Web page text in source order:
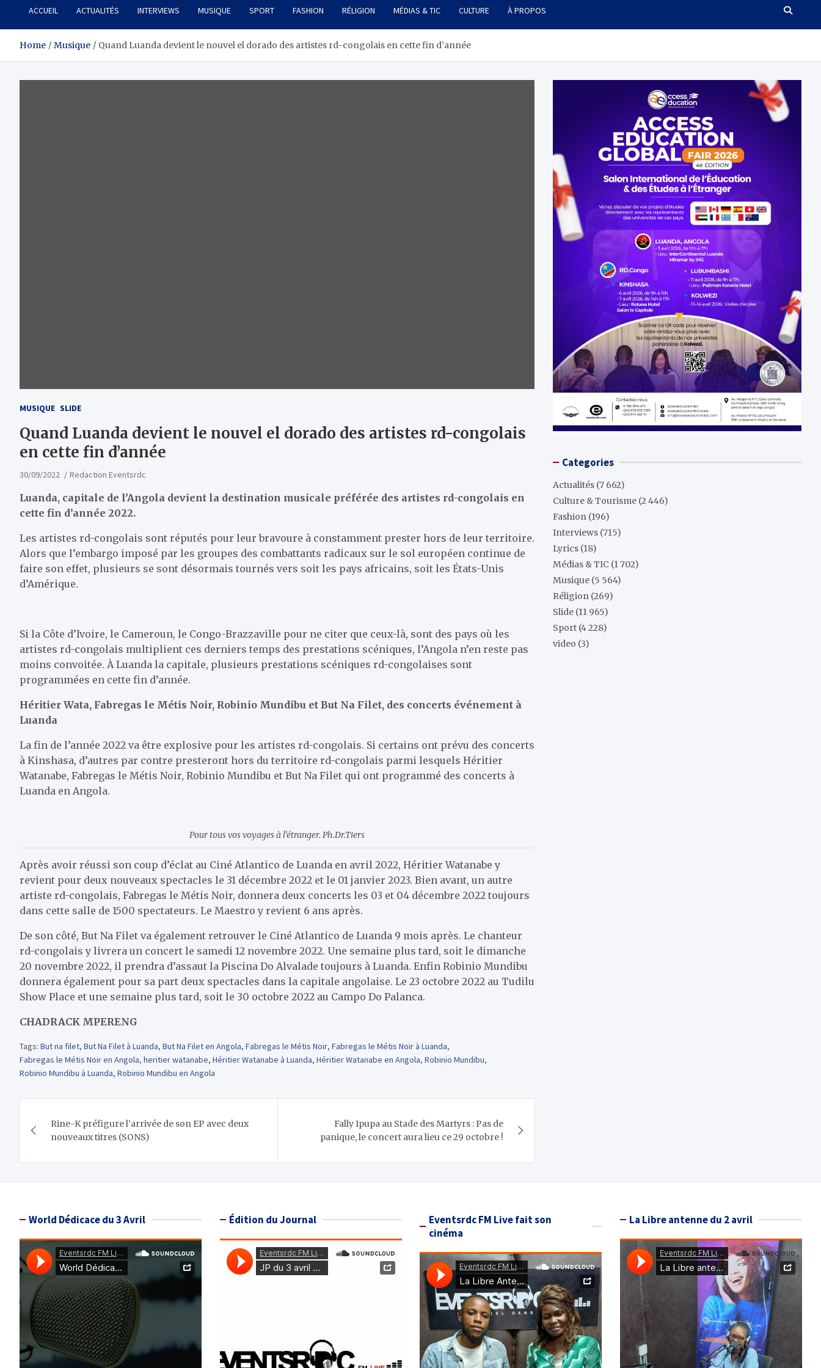
ACCUEIL ACTUALITÉS INTERVIEWS MUSIQUE SPORT FASHION RÉLIGION MÉDIAS & TIC CULTURE À PROPOS
Home Musique Quand Luanda devient le nouvel el dorado des artistes rd-congolais en cette fin d’année
MUSIQUE SLIDE
Quand Luanda devient le nouvel el dorado des artistes rd-congolais
en cette fin d’année
30/09/2022 Redaction Eventsrdc
Luanda, capitale de l’Angola devient la destination musicale préférée des artistes rd-congolais en
cette fin d’année 2022.
Les artistes rd-congolais sont réputés pour leur bravoure à constamment prester hors de leur territoire.
Alors que l’embargo imposé par les groupes des combattants radicaux sur le sol européen continue de
faire son effet, plusieurs se sont désormais tournés vers soit les pays africains, soit les États-Unis
d’Amérique.
Si la Côte d’Ivoire, le Cameroun, le Congo-Brazzaville pour ne citer que ceux-là, sont des pays où les
artistes rd-congolais multiplient ces derniers temps des prestations scéniques, l’Angola n’en reste pas
moins convoitée. À Luanda la capitale, plusieurs prestations scéniques rd-congolaises sont
programmées en cette fin d’année.
Héritier Wata, Fabregas le Métis Noir, Robinio Mundibu et But Na Filet, des concerts événement à
Luanda
La fin de l’année 2022 va être explosive pour les artistes rd-congolais. Si certains ont prévu des concerts
à Kinshasa, d’autres par contre presteront hors du territoire rd-congolais parmi lesquels Héritier
Watanabe, Fabregas le Métis Noir, Robinio Mundibu et But Na Filet qui ont programmé des concerts à
Luanda en Angola.
Pour tous vos voyages à l’étranger. Ph.Dr.Tiers
Après avoir réussi son coup d’éclat au Ciné Atlantico de Luanda en avril 2022, Héritier Watanabe y
revient pour deux nouveaux spectacles le 31 décembre 2022 et le 01 janvier 2023. Bien avant, un autre
artiste rd-congolais, Fabregas le Métis Noir, donnera deux concerts les 03 et 04 décembre 2022 toujours
dans cette salle de 1500 spectateurs. Le Maestro y revient 6 ans après.
De son côté, But Na Filet va également retrouver le Ciné Atlantico de Luanda 9 mois après. Le chanteur
rd-congolais y livrera un concert le samedi 12 novembre 2022. Une semaine plus tard, soit le dimanche
20 novembre 2022, il prendra d’assaut la Piscina Do Alvalade toujours à Luanda. Enfin Robinio Mundibu
donnera également pour sa part deux spectacles dans la capitale angolaise. Le 23 octobre 2022 au Tudilu
Show Place et une semaine plus tard, soit le 30 octobre 2022 au Campo Do Palanca.
CHADRACK MPERENG
Tags: But na filet, But Na Filet à Luanda, But Na Filet en Angola, Fabregas le Métis Noir, Fabregas le Métis Noir à Luanda,
Fabregas le Métis Noir en Angola, heritier watanabe, Héritier Watanabe à Luanda, Héritier Watanabe en Angola, Robinio Mundibu,
Robinio Mundibu à Luanda, Robinio Mundibu en Angola
de
l’article
Rine-K préfigure l’arrivée de son EP avec deux
nouveaux titres (SONS)
Fally Ipupa au Stade des Martyrs : Pas de
panique, le concert aura lieu ce 29 octobre !
Categories
Actualités (7 662)
Culture & Tourisme (2 446)
Fashion (196)
Interviews (715)
Lyrics (18)
Médias & TIC (1 702)
Musique (5 564)
Réligion (269)
Slide (11 965)
Sport (4 228)
video (3)
World Dédicace du 3 Avril Édition du Journal
Eventsrdc FM Live fait son
cinéma
La Libre antenne du 2 avril